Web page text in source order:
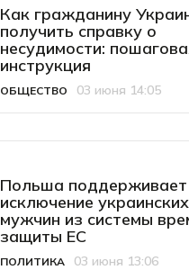
Как гражданину
получить справку о
несудимости:
инструкция
Категория
ОБЩЕСТВО
Дата публикации
03 июня 14:05
Польша поддерживает
исключение украинских
мужчин из системы
защиты ЕС
Категория
ПОЛИТИКА
Дата публикации
03 июня 13:06